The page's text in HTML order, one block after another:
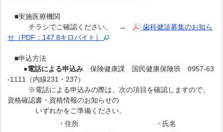
■実施医療機関
チラシでご確認ください。 →
歯科健診募集のお知ら
せ（PDF：147.8キロバイト）
■申込方法
●電話による申込み保険健康課 国民健康保険班 0957-63
-1111（内線231・237）
※電話による申込みの際は、次の項目を確認しますので、
資格確認書・資格情報のお知らせの
いずれかをご準備ください。
・住所 ・氏名